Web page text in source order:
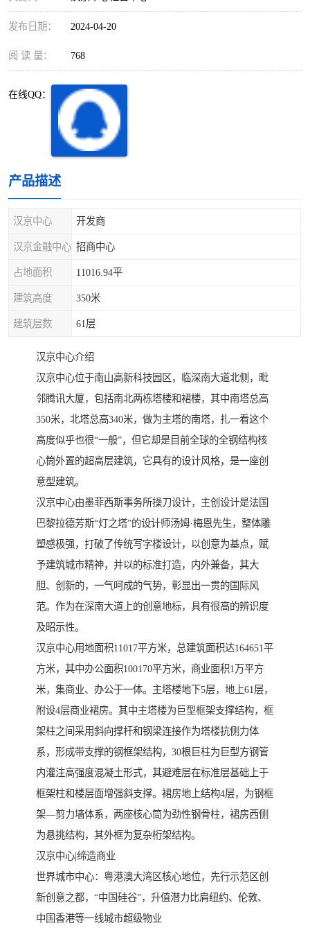
发布日期： 2024-04-20
阅 读 量： 768
在线QQ：
产品描述
汉京中心 开发商
汉京金融中心 招商中心
占地面积 11016.94平
建筑高度 350米
建筑层数 61层
汉京中心介绍
汉京中心位于南山高新科技园区，临深南大道北侧，毗
邻腾讯大厦，包括南北两栋塔楼和裙楼，其中南塔总高
350米，北塔总高340米，做为主塔的南塔，扎一看这个
高度似乎也很“一般”，但它却是目前全球的全钢结构核
心筒外置的超高层建筑，它具有的设计风格，是一座创
意型建筑。
汉京中心由墨菲西斯事务所操刀设计，主创设计是法国
巴黎拉德芳斯“灯之塔”的设计师汤姆·梅恩先生，整体雕
塑感极强，打破了传统写字楼设计，以创意为基点，赋
予建筑城市精神，并以的标准打造，内外兼备，其大
胆、创新的，一气呵成的气势，彰显出一贯的国际风
范。作为在深南大道上的创意地标，具有很高的辨识度
及昭示性。
汉京中心用地面积11017平方米，总建筑面积达164651平
方米，其中办公面积100170平方米，商业面积1万平方
米，集商业、办公于一体。主塔楼地下5层，地上61层，
附设4层商业裙房。其中主塔楼为巨型框架支撑结构，框
架柱之间采用斜向撑杆和钢梁连接作为塔楼抗侧力体
系，形成带支撑的钢框架结构，30根巨柱为巨型方钢管
内灌注高强度混凝土形式，其避难层在标准层基础上于
框架柱和楼层面增强斜支撑。裙房地上结构4层，为钢框
架—剪力墙体系，两座核心筒为劲性钢骨柱，裙房西侧
为悬挑结构，其外框为复杂桁架结构。
汉京中心|缔造商业
世界城市中心：粤港澳大湾区核心地位，先行示范区创
新创意之都，“中国硅谷”，升值潜力比肩纽约、伦敦、
中国香港等一线城市超级物业
南山区
深圳超级总部基地 后海
龙岗区
光明区
龙华观澜